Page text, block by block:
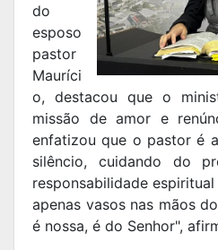
do
esposo
pastor
Mauríci
o, destacou que o
missão de amor e
enfatizou que o pastor é
silêncio, cuidando do
responsabilidade
apenas vasos nas mãos
é nossa, é do Senhor",